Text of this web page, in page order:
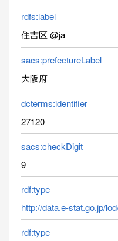
rdfs:label
住吉区 @ja
sacs:prefectureLabel
大阪府
dcterms:identifier
27120
sacs:checkDigit
9
rdf:type
http://data.e-stat.go.jp/
rdf:type